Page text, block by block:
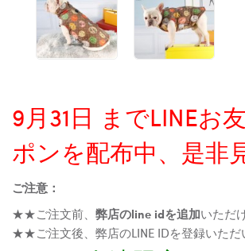
9月31日 までLINEお
ポンを配布中、是非
ご注意：
★★ご注文前、 弊店のline idを追加いただ
★★ご注文後、弊店のLINE IDを登録いただ